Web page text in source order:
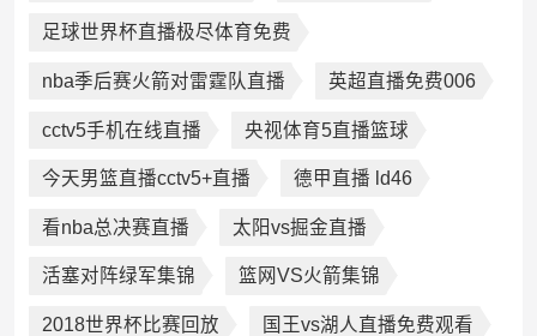
足球世界杯直播极尽体育免费
nba季后赛火箭对雷霆队直播 英超直播免费006
cctv5手机在线直播 央视体育5直播篮球
今天男篮直播cctv5+直播 德甲直播 ld46
看nba总决赛直播 太阳vs掘金直播
活塞对阵绿军集锦 篮网VS火箭集锦
2018世界杯比赛回放 国王vs湖人直播免费观看